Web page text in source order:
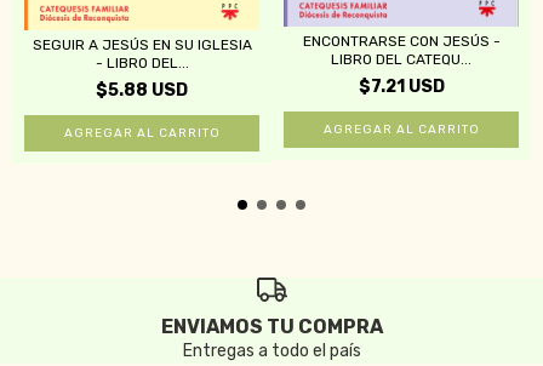
SEGUIR A JESÚS EN SU IGLESIA
- LIBRO DEL...
$5.88 USD
ENCONTRARSE CON JESÚS -
LIBRO DEL CATEQU...
$7.21 USD
ENVIAMOS TU COMPRA
Entregas a todo el país